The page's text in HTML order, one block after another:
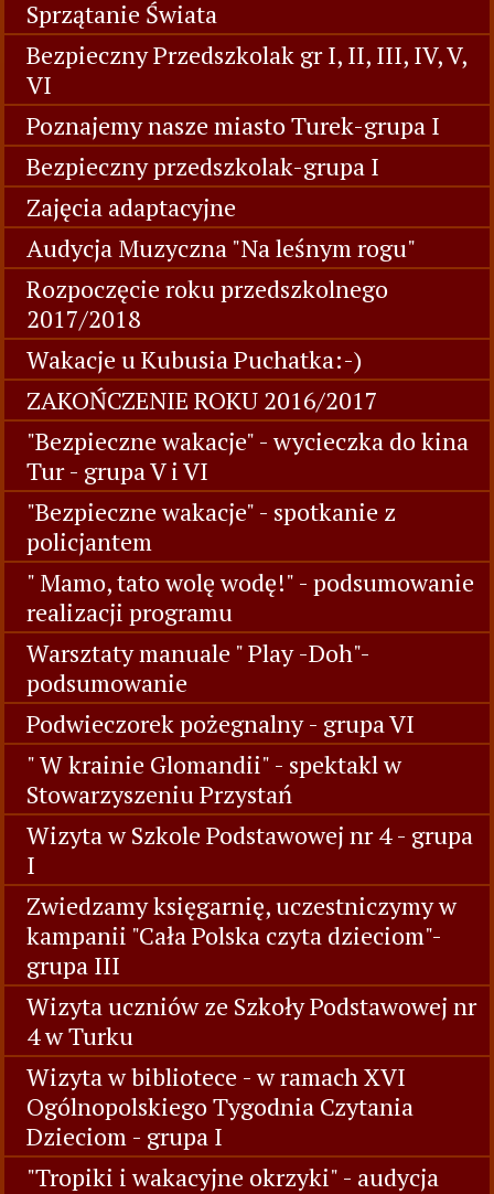
Sprzątanie Świata
Bezpieczny Przedszkolak gr I, II, III, IV, V,
VI
Poznajemy nasze miasto Turek-grupa I
Bezpieczny przedszkolak-grupa I
Zajęcia adaptacyjne
Audycja Muzyczna "Na leśnym rogu"
Rozpoczęcie roku przedszkolnego
2017/2018
Wakacje u Kubusia Puchatka:-)
ZAKOŃCZENIE ROKU 2016/2017
"Bezpieczne wakacje" - wycieczka do kina
Tur - grupa V i VI
"Bezpieczne wakacje" - spotkanie z
policjantem
" Mamo, tato wolę wodę!" - podsumowanie
realizacji programu
Warsztaty manuale " Play -Doh"-
podsumowanie
Podwieczorek pożegnalny - grupa VI
" W krainie Glomandii" - spektakl w
Stowarzyszeniu Przystań
Wizyta w Szkole Podstawowej nr 4 - grupa
I
Zwiedzamy księgarnię, uczestniczymy w
kampanii "Cała Polska czyta dzieciom"-
grupa III
Wizyta uczniów ze Szkoły Podstawowej nr
4 w Turku
Wizyta w bibliotece - w ramach XVI
Ogólnopolskiego Tygodnia Czytania
Dzieciom - grupa I
"Tropiki i wakacyjne okrzyki" - audycja